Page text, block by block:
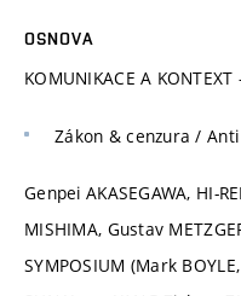
OSNOVA
KOMUNIKACE A
Zákon & cenzura /
Genpei AKASEGAWA, HI-
MISHIMA, Gustav
SYMPOSIUM (Mark